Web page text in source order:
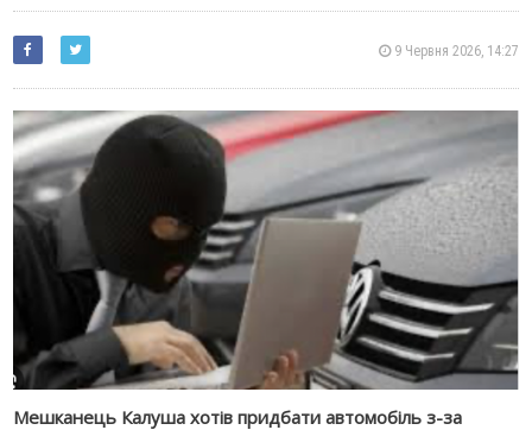
9 Червня 2026, 14:27
Мешканець Калуша хотів придбати автомобіль з-за